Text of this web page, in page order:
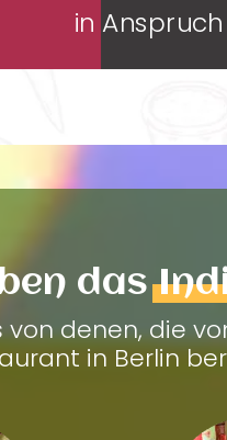
in
das
von denen, die
in Berlin